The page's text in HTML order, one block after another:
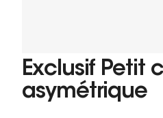
Exclusif Petit
asymétrique